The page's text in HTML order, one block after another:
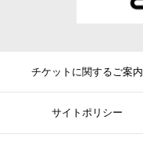
チケットに関するご案内
サイトポリシー